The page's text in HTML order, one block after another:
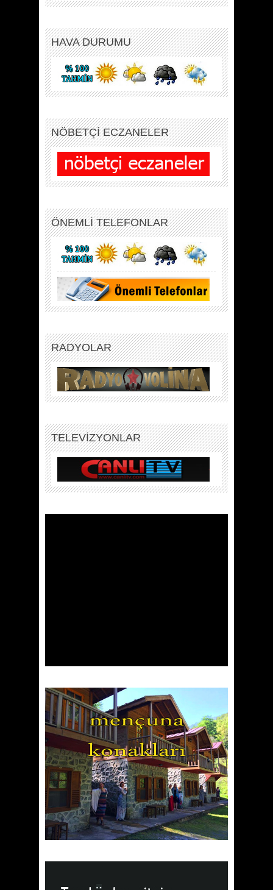
HAVA DURUMU
NÖBETÇİ ECZANELER
ÖNEMLİ TELEFONLAR
RADYOLAR
TELEVİZYONLAR